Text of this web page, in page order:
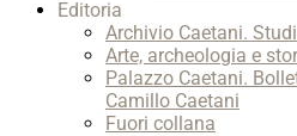
Editoria
Archivio Caetani.
Arte, archeologia e
Palazzo Caetani.
Camillo Caetani
Fuori collana